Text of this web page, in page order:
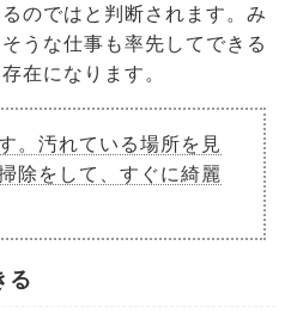
のではと判断されます。み
うな仕事も率先してできる
在になります。
。汚れている場所を見
除をして、すぐに綺麗
る